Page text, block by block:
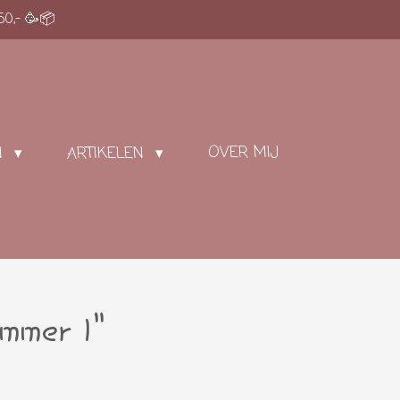
🥳📦
ARTIKELEN OVER MIJ
1"